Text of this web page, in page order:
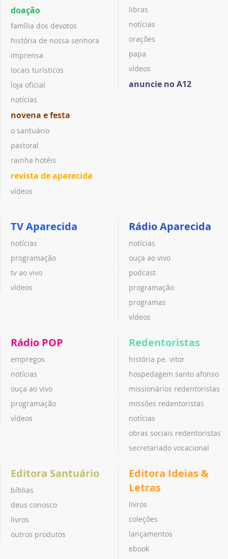
doação
família dos devotos
história de nossa senhora
imprensa
locais turísticos
loja oficial
notícias
novena e festa
o santuário
pastoral
rainha hotéis
revista de aparecida
vídeos
libras
notícias
orações
papa
vídeos
anuncie no A12
TV Aparecida
notícias
programação
tv ao vivo
vídeos
Rádio Aparecida
notícias
ouça ao vivo
podcast
programação
programas
vídeos
Rádio POP
empregos
notícias
ouça ao vivo
programação
vídeos
Redentoristas
história pe. vitor
hospedagem santo afonso
missionários redentoristas
missões redentoristas
notícias
obras sociais redentoristas
secretariado vocacional
Editora Santuário
bíblias
deus conosco
livros
outros produtos
Editora Ideias &
Letras
livros
coleções
lançamentos
ebook